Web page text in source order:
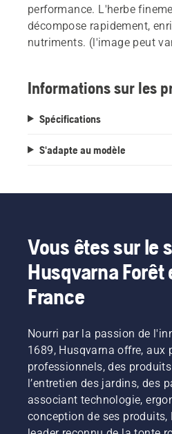
performance. L'herbe
décompose rapidement,
nutriments. (l'image peut
Informations sur les
Spécifications
S'adapte au modèle
Vous êtes sur le
Husqvarna Forêt
France
Nourri par la passion de
1689, Husqvarna offre, aux
professionnels, des
l’entretien des jardins, des
associant technologie,
conception de ses produits,